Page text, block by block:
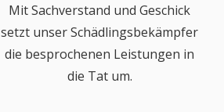
Mit Sachverstand und Geschick
setzt unser Schädlingsbekämpfer
die besprochenen Leistungen in
die Tat um.